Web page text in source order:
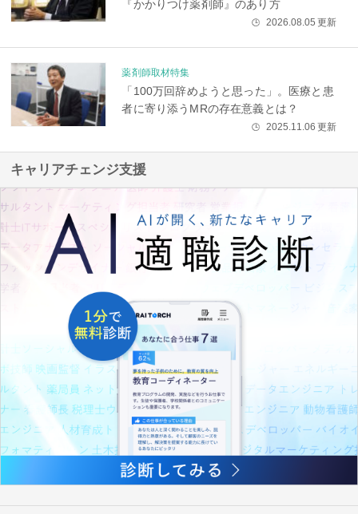
『かかりつけ薬剤師』のあり方
🕒 2026.08.05 更新
薬剤師取材特集
「100万回辞めようと思った」。医療と患
者に寄り添うMRの存在意義とは？
🕒 2025.11.06 更新
キャリアチェンジ支援